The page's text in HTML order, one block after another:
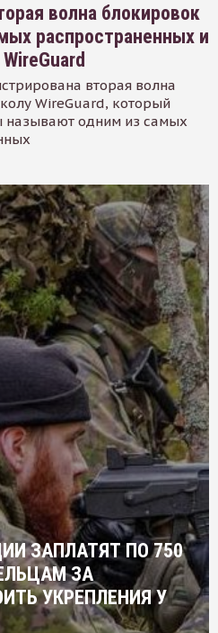
волна блокировок
распространенных и
вторая волна
WireGuard, который
называют одним из самых
ЗАПЛАТЯТ ПО 750
ЗА
УКРЕПЛЕНИЯ У